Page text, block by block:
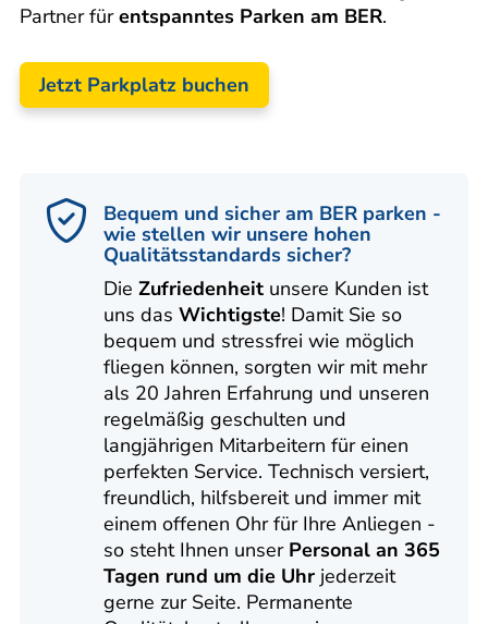
Partner fürentspanntes Parken am BER.
Jetzt Parkplatz buchen
Bequem und sicher am BER parken -
wie stellen wir unsere hohen
Qualitätsstandards sicher?
Die Zufriedenheit unsere Kunden ist
uns das Wichtigste! Damit Sie so
bequem und stressfrei wie möglich
fliegen können, sorgten wir mit mehr
als 20 Jahren Erfahrung und unseren
regelmäßig geschulten und
langjährigen Mitarbeitern für einen
perfekten Service. Technisch versiert,
freundlich, hilfsbereit und immer mit
einem offenen Ohr für Ihre Anliegen -
so steht Ihnen unser Personal an 365
Tagen rund um die Uhr jederzeit
gerne zur Seite. Permanente